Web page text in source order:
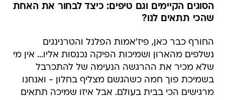
הסוגים הקיימים וגם טיפים: כיצד לבחור את האחת
שהכי תתאים לנו?
החורף כבר כאן, פיז'אמות הפלנל והטרנינגים
נשלפים מהארון ושמיכות הפיקה נכנסות אליו... אין מי
שלא מכיר את ההרגשה הנעימה של להתכרבל
בשמיכת פוך חמה כשהגשם מצליף בחלון - ואנחנו
מרגישים הכי בבית בעולם. אבל איזו שמיכה תתאים